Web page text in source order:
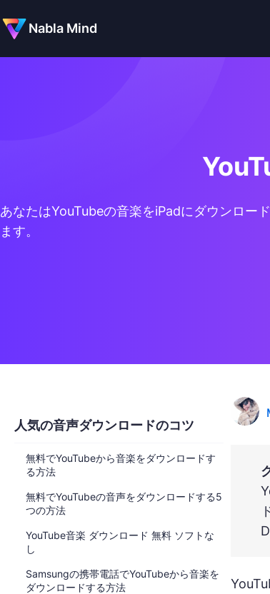
Nabla Mind
あなたはYouTubeの音楽をiPadにダウンロー
ます。
人気の音声ダウンロードのコツ
無料でYouTubeから音楽をダウンロードす
る方法
無料でYouTubeの音声をダウンロードする5
つの方法
YouTube音楽 ダウンロード 無料 ソフトな
し
Samsungの携帯電話でYouTubeから音楽を
ダウンロードする方法